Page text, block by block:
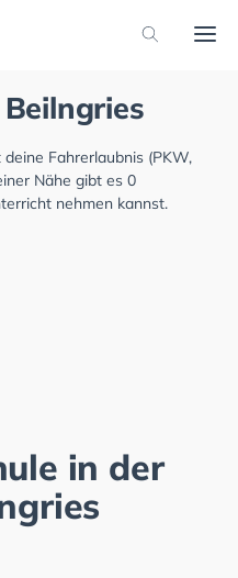
Fahrerlaubnis (PKW,
Nähe gibt es 0
nehmen kannst.
in der